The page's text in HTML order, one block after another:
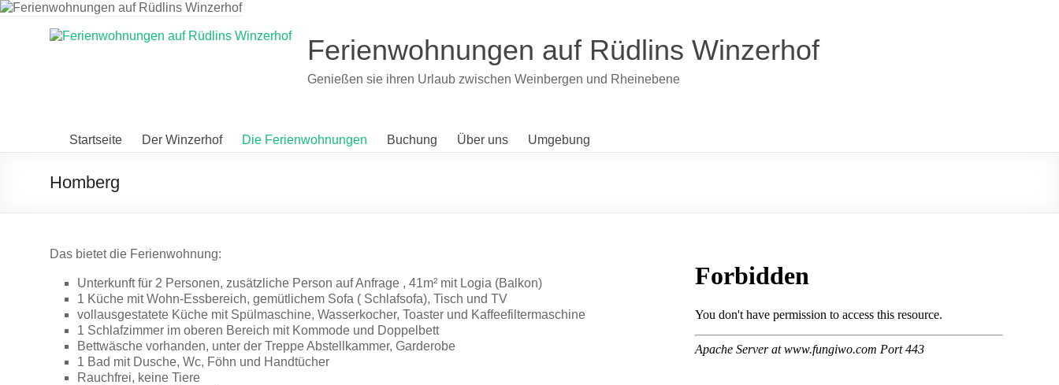
Zum
wechseln
Ferienwohnungen auf Rüdlins Winzerhof
Genießen sie ihren Urlaub zwischen Weinbergen und Rheinebene
Startseite Der Winzerhof Die Ferienwohnungen Buchung Über uns Umgebung
Homberg
Das bietet die Ferienwohnung:
Unterkunft für 2 Personen, zusätzliche Person auf Anfrage , 41m² mit Logia (Balkon)
1 Küche mit Wohn-Essbereich, gemütlichem Sofa ( Schlafsofa), Tisch und TV
vollausgestatete Küche mit Spülmaschine, Wasserkocher, Toaster und Kaffeefiltermaschine
1 Schlafzimmer im oberen Bereich mit Kommode und Doppelbett
Bettwäsche vorhanden, unter der Treppe Abstellkammer, Garderobe
1 Bad mit Dusche, Wc, Föhn und Handtücher
Rauchfrei, keine Tiere